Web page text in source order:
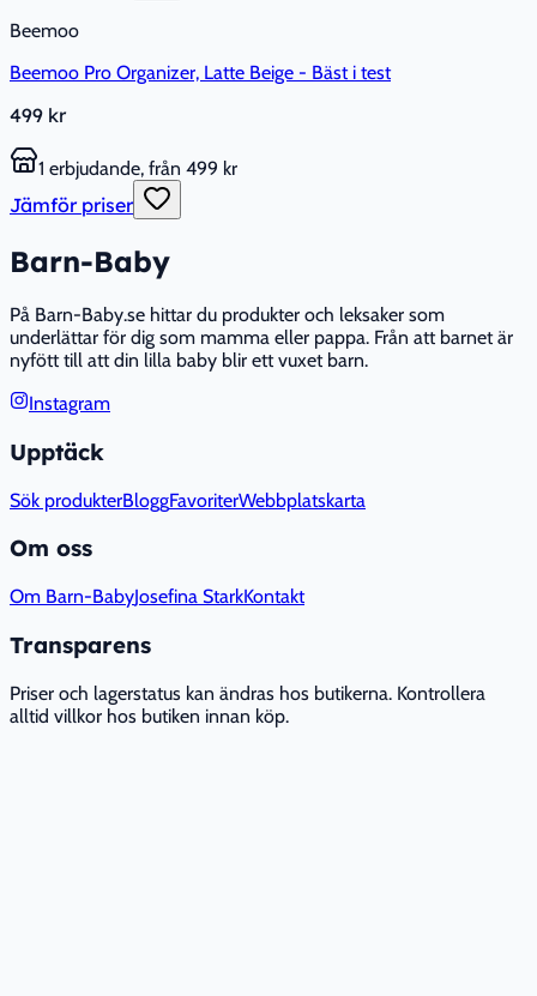
Beemoo
Beemoo Pro Organizer, Latte Beige - Bäst i test
499 kr
1 erbjudande, från 499 kr
Jämför priser
Barn-Baby
På Barn-Baby.se hittar du produkter och leksaker som
underlättar för dig som mamma eller pappa. Från att barnet är
nyfött till att din lilla baby blir ett vuxet barn.
Instagram
Upptäck
Sök produkterBloggFavoriterWebbplatskarta
Om oss
Om Barn-BabyJosefina StarkKontakt
Transparens
Priser och lagerstatus kan ändras hos butikerna. Kontrollera
alltid villkor hos butiken innan köp.